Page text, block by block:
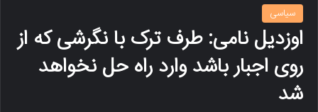
سیاسی
اوزدیل نامی: طرف ترک با نگرشی که از
روی اجبار باشد وارد راه حل نخواهد
شد